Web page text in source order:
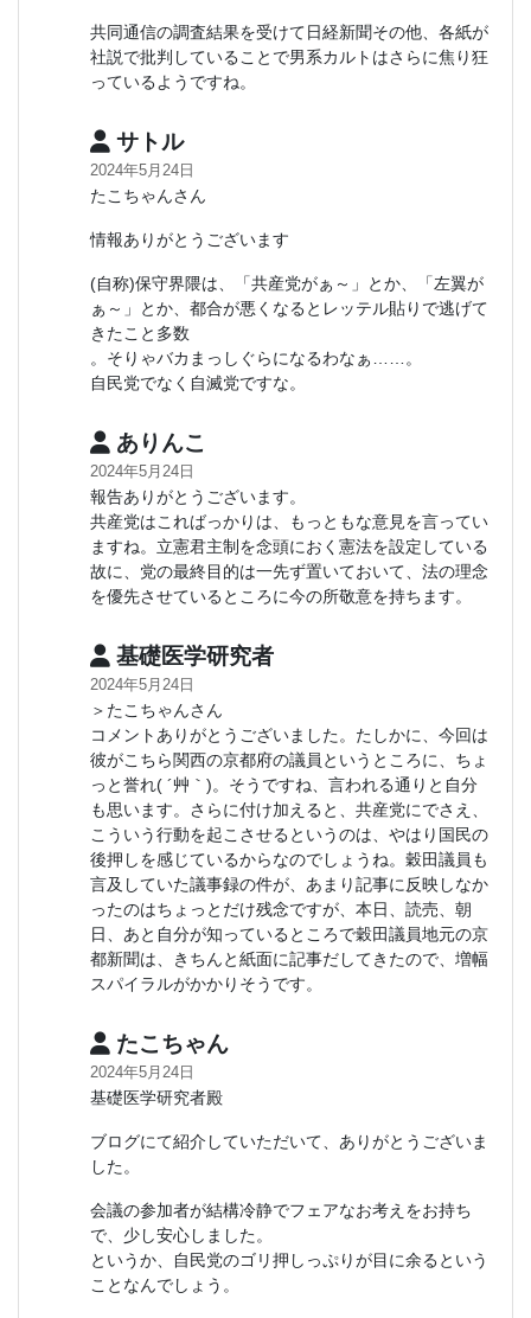
共同通信の調査結果を受けて日経新聞その他、各紙が
社説で批判していることで男系カルトはさらに焦り狂
っているようですね。
サトル
2024年5月24日
たこちゃんさん
情報ありがとうございます
(自称)保守界隈は、「共産党がぁ～」とか、「左翼が
ぁ～」とか、都合が悪くなるとレッテル貼りで逃げて
きたこと多数
。そりゃバカまっしぐらになるわなぁ……。
自民党でなく自滅党ですな。
ありんこ
2024年5月24日
報告ありがとうございます。
共産党はこればっかりは、もっともな意見を言ってい
ますね。立憲君主制を念頭におく憲法を設定している
故に、党の最終目的は一先ず置いておいて、法の理念
を優先させているところに今の所敬意を持ちます。
基礎医学研究者
2024年5月24日
＞たこちゃんさん
コメントありがとうございました。たしかに、今回は
彼がこちら関西の京都府の議員というところに、ちょ
っと誉れ( ´艸｀)。そうですね、言われる通りと自分
も思います。さらに付け加えると、共産党にでさえ、
こういう行動を起こさせるというのは、やはり国民の
後押しを感じているからなのでしょうね。穀田議員も
言及していた議事録の件が、あまり記事に反映しなか
ったのはちょっとだけ残念ですが、本日、読売、朝
日、あと自分が知っているところで穀田議員地元の京
都新聞は、きちんと紙面に記事だしてきたので、増幅
スパイラルがかかりそうです。
たこちゃん
2024年5月24日
基礎医学研究者殿
ブログにて紹介していただいて、ありがとうございま
した。
会議の参加者が結構冷静でフェアなお考えをお持ち
で、少し安心しました。
というか、自民党のゴリ押しっぷりが目に余るという
ことなんでしょう。